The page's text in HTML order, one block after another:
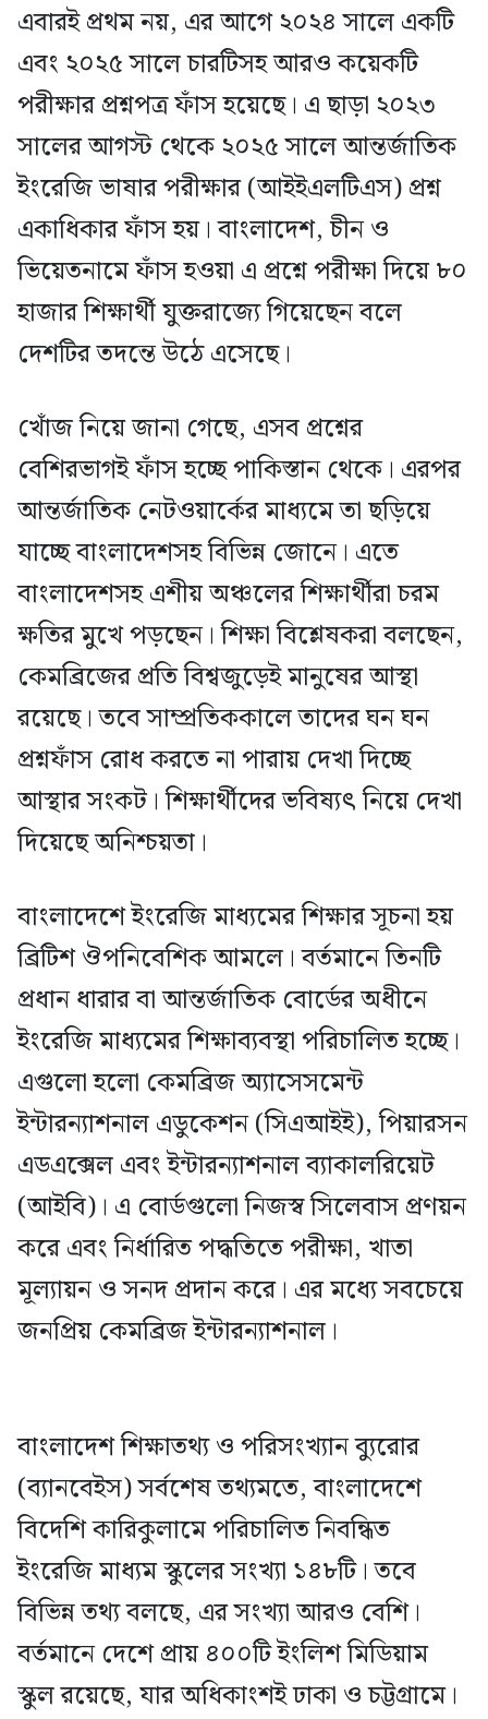
এবারই প্রথম নয়, এর আগে ২০২৪ সালে একটি
এবং ২০২৫ সালে চারটিসহ আরও কয়েকটি
পরীক্ষার প্রশ্নপত্র ফাঁস হয়েছে। এ ছাড়া ২০২৩
সালের আগস্ট থেকে ২০২৫ সালে আন্তর্জাতিক
ইংরেজি ভাষার পরীক্ষার (আইইএলটিএস) প্রশ্ন
একাধিকার ফাঁস হয়। বাংলাদেশ, চীন ও
ভিয়েতনামে ফাঁস হওয়া এ প্রশ্নে পরীক্ষা দিয়ে ৮০
হাজার শিক্ষার্থী যুক্তরাজ্যে গিয়েছেন বলে
দেশটির তদন্তে উঠে এসেছে।
খোঁজ নিয়ে জানা গেছে, এসব প্রশ্নের
বেশিরভাগই ফাঁস হচ্ছে পাকিস্তান থেকে। এরপর
আন্তর্জাতিক নেটওয়ার্কের মাধ্যমে তা ছড়িয়ে
যাচ্ছে বাংলাদেশসহ বিভিন্ন জোনে। এতে
বাংলাদেশসহ এশীয় অঞ্চলের শিক্ষার্থীরা চরম
ক্ষতির মুখে পড়ছেন। শিক্ষা বিশ্লেষকরা বলছেন,
কেমব্রিজের প্রতি বিশ্বজুড়েই মানুষের আস্থা
রয়েছে। তবে সাম্প্রতিককালে তাদের ঘন ঘন
প্রশ্নফাঁস রোধ করতে না পারায় দেখা দিচ্ছে
আস্থার সংকট। শিক্ষার্থীদের ভবিষ্যৎ নিয়ে দেখা
দিয়েছে অনিশ্চয়তা।
বাংলাদেশে ইংরেজি মাধ্যমের শিক্ষার সূচনা হয়
ব্রিটিশ ঔপনিবেশিক আমলে। বর্তমানে তিনটি
প্রধান ধারার বা আন্তর্জাতিক বোর্ডের অধীনে
ইংরেজি মাধ্যমের শিক্ষাব্যবস্থা পরিচালিত হচ্ছে।
এগুলো হলো কেমব্রিজ অ্যাসেসমেন্ট
ইন্টারন্যাশনাল এডুকেশন (সিএআইই), পিয়ারসন
এডএক্সেল এবং ইন্টারন্যাশনাল ব্যাকালরিয়েট
(আইবি)। এ বোর্ডগুলো নিজস্ব সিলেবাস প্রণয়ন
করে এবং নির্ধারিত পদ্ধতিতে পরীক্ষা, খাতা
মূল্যায়ন ও সনদ প্রদান করে। এর মধ্যে সবচেয়ে
জনপ্রিয় কেমব্রিজ ইন্টারন্যাশনাল।
বাংলাদেশ শিক্ষাতথ্য ও পরিসংখ্যান ব্যুরোর
(ব্যানবেইস) সর্বশেষ তথ্যমতে, বাংলাদেশে
বিদেশি কারিকুলামে পরিচালিত নিবন্ধিত
ইংরেজি মাধ্যম স্কুলের সংখ্যা ১৪৮টি। তবে
বিভিন্ন তথ্য বলছে, এর সংখ্যা আরও বেশি।
বর্তমানে দেশে প্রায় ৪০০টি ইংলিশ মিডিয়াম
স্কুল রয়েছে, যার অধিকাংশই ঢাকা ও চট্টগ্রামে।